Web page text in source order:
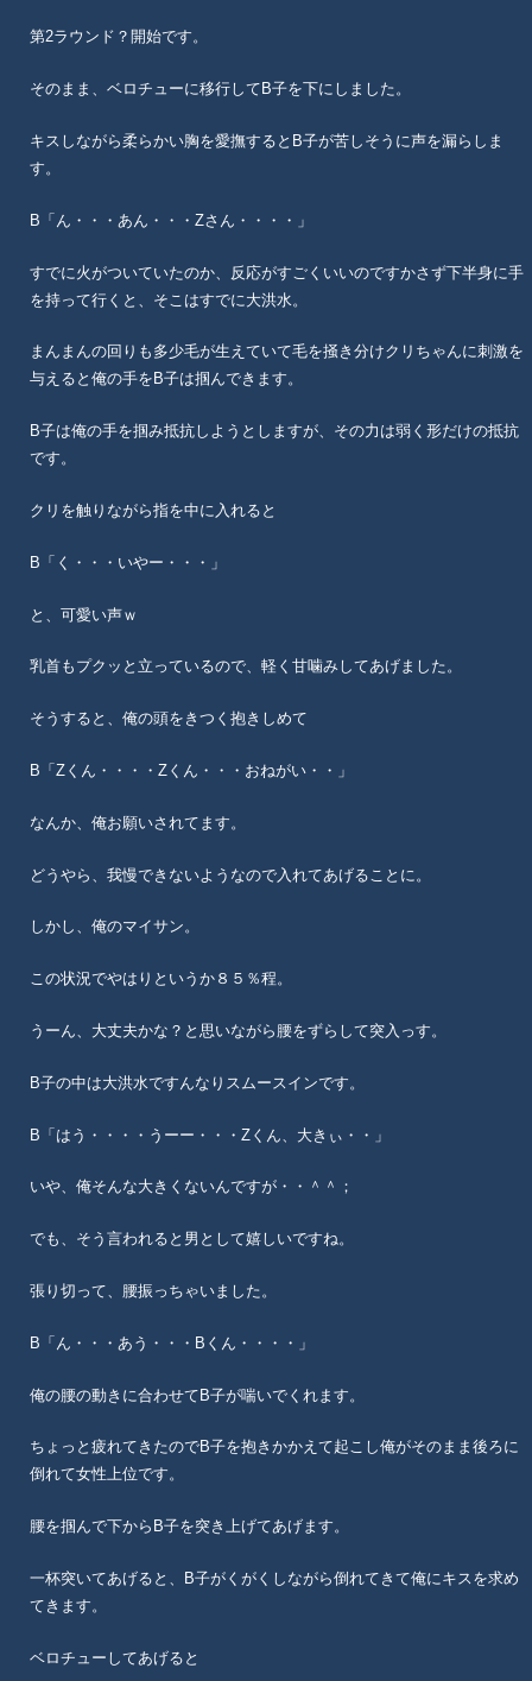
第2ラウンド？開始です。
そのまま、ベロチューに移行してB子を下にしました。
キスしながら柔らかい胸を愛撫するとB子が苦しそうに声を漏らしま
す。
B「ん・・・あん・・・Zさん・・・・」
すでに火がついていたのか、反応がすごくいいのですかさず下半身に手
を持って行くと、そこはすでに大洪水。
まんまんの回りも多少毛が生えていて毛を掻き分けクリちゃんに刺激を
与えると俺の手をB子は掴んできます。
B子は俺の手を掴み抵抗しようとしますが、その力は弱く形だけの抵抗
です。
クリを触りながら指を中に入れると
B「く・・・いやー・・・」
と、可愛い声ｗ
乳首もプクッと立っているので、軽く甘噛みしてあげました。
そうすると、俺の頭をきつく抱きしめて
B「Zくん・・・・Zくん・・・おねがい・・」
なんか、俺お願いされてます。
どうやら、我慢できないようなので入れてあげることに。
しかし、俺のマイサン。
この状況でやはりというか８５％程。
うーん、大丈夫かな？と思いながら腰をずらして突入っす。
B子の中は大洪水ですんなりスムースインです。
B「はう・・・・うーー・・・Zくん、大きぃ・・」
いや、俺そんな大きくないんですが・・＾＾；
でも、そう言われると男として嬉しいですね。
張り切って、腰振っちゃいました。
B「ん・・・あう・・・Bくん・・・・」
俺の腰の動きに合わせてB子が喘いでくれます。
ちょっと疲れてきたのでB子を抱きかかえて起こし俺がそのまま後ろに
倒れて女性上位です。
腰を掴んで下からB子を突き上げてあげます。
一杯突いてあげると、B子がくがくしながら倒れてきて俺にキスを求め
てきます。
ベロチューしてあげると